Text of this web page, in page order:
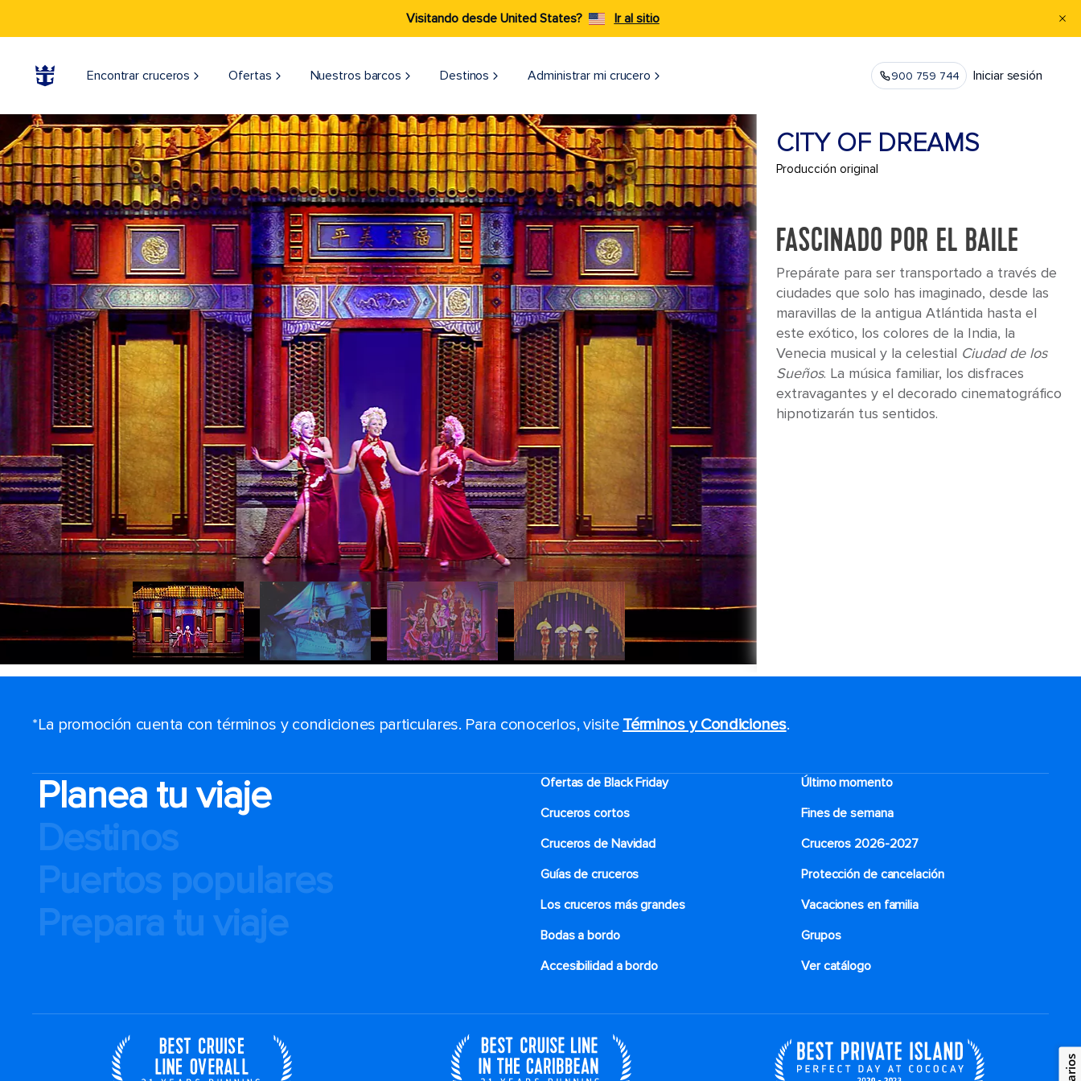
Visitando desde United States? Ir al sitio
Encontrar cruceros Ofertas Nuestros barcos Destinos Administrar mi crucero 900 759 744 Iniciar sesión
CITY OF DREAMS
Producción original
FASCINADO POR EL BAILE
Prepárate para ser transportado a través de
ciudades que solo has imaginado, desde las
maravillas de la antigua Atlántida hasta el
este exótico, los colores de la India, la
Venecia musical y la celestial Ciudad de los
Sueños. La música familiar, los disfraces
extravagantes y el decorado cinematográfico
hipnotizarán tus sentidos.
*La promoción cuenta con términos y condiciones particulares. Para conocerlos, visite Términos y Condiciones.
Planea tu viaje
Destinos
Puertos populares
Prepara tu viaje
Ofertas de Black Friday
Último momento
Cruceros cortos
Fines de semana
Cruceros de Navidad
Cruceros 2026-2027
Guías de cruceros
Protección de cancelación
Los cruceros más grandes
Vacaciones en familia
Bodas a bordo
Grupos
Accesibilidad a bordo
Ver catálogo